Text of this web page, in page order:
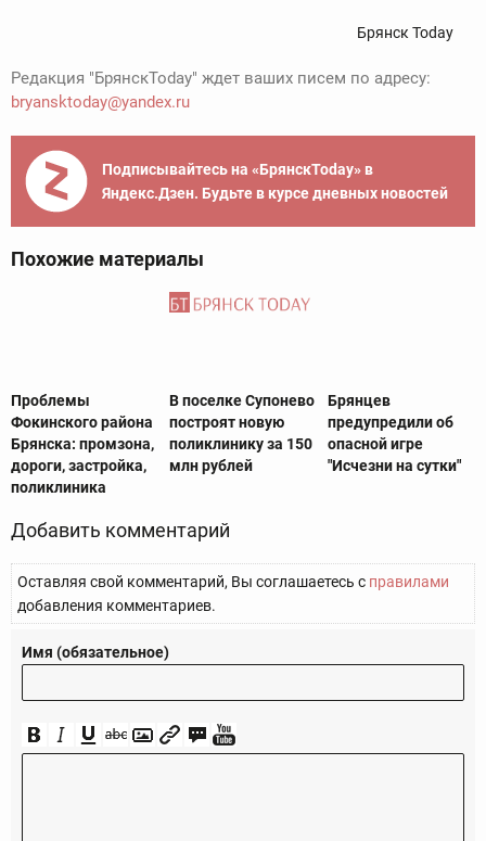
Брянск Today
Редакция "БрянскToday" ждет ваших писем по адресу:
bryansktoday@yandex.ru
Подписывайтесь на «БрянскToday» в
Яндекс.Дзен. Будьте в курсе дневных новостей
Похожие материалы
Проблемы
Фокинского района
Брянска: промзона,
дороги, застройка,
поликлиника
В поселке Супонево
построят новую
поликлинику за 150
млн рублей
Брянцев
предупредили об
опасной игре
"Исчезни на сутки"
Добавить комментарий
Оставляя свой комментарий, Вы соглашаетесь с правилами
добавления комментариев.
Имя (обязательное)